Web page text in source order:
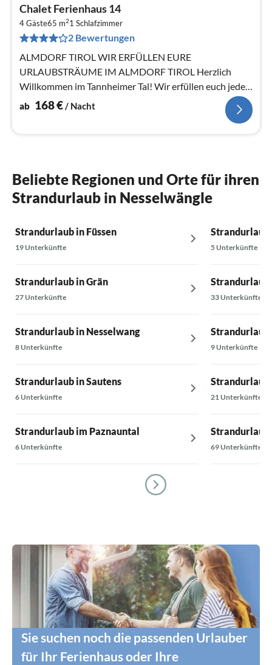
Chalet Ferienhaus 14
4 Gäste65 m21 Schlafzimmer
2 Bewertungen
ALMDORF TIROL WIR ERFÜLLEN EURE
URLAUBSTRÄUME IM ALMDORF TIROL Herzlich
Willkommen im Tannheimer Tal! Wir erfüllen euch jeden
Tag einen neuen Urlaubstraum!
ab 168€/ Nacht
Beliebte Regionen und Orte für ihren
Strandurlaub in Nesselwängle
Strandurlaub in Füssen
19 Unterkünfte
Strandurlaub in Grän
27 Unterkünfte
Strandurlaub in Nesselwang
8 Unterkünfte
Strandurlaub in Sautens
6 Unterkünfte
Strandurlaub im Paznauntal
6 Unterkünfte
Strandurlaub
5 Unterkünfte
Strandurlaub
33 Unterkünfte
9 Unterkünfte
Strandurlaub
21 Unterkünfte
Strandurlaub
69 Unterkünfte
Sie suchen noch die passenden Urlauber
für Ihr Ferienhaus oder Ihre